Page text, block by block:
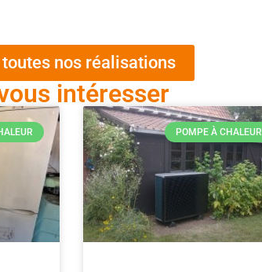
nos réalisations
intéresser
POMPE À CHALEUR